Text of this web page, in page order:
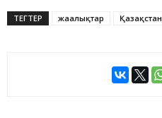
ТЕГТЕР жаңалықтар Қазақстан